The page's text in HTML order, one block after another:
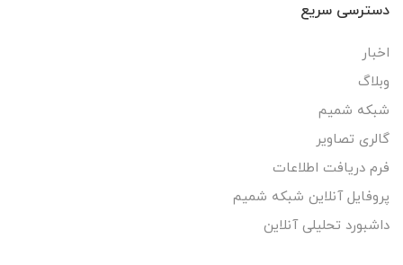
دسترسی سریع
اخبار
وبلاگ
شبکه شمیم
گالری تصاویر
فرم دریافت اطلاعات
پروفایل آنلاین شبکه شمیم
داشبورد تحلیلی آنلاین